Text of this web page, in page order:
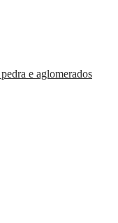
e aglomerados